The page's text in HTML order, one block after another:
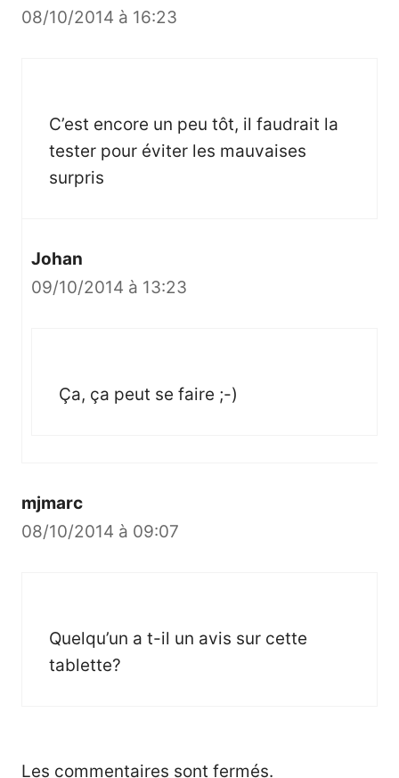
08/10/2014 à 16:23
C’est encore un peu tôt, il faudrait la
tester pour éviter les mauvaises
surpris
Johan
09/10/2014 à 13:23
Ça, ça peut se faire ;-)
mjmarc
08/10/2014 à 09:07
Quelqu’un a t-il un avis sur cette
tablette?
Les commentaires sont fermés.